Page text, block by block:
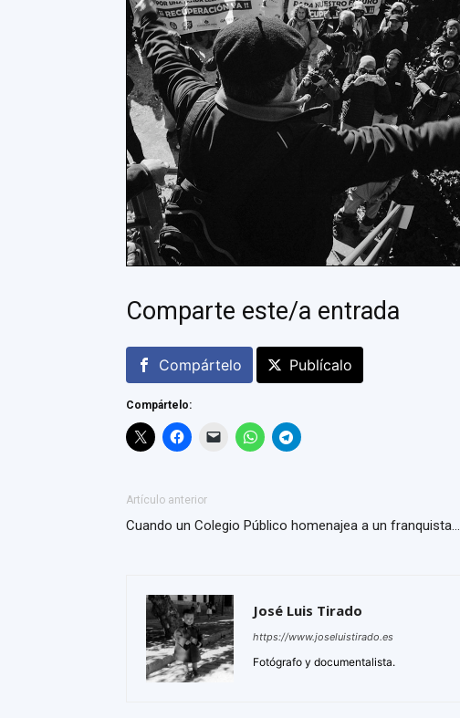
Comparte este/a entrada
Compártelo Publícalo
Compártelo:
Artículo anterior
Cuando un Colegio Público homenajea a un franquista…
José Luis Tirado
https://www.joseluistirado.es
Fotógrafo y documentalista.